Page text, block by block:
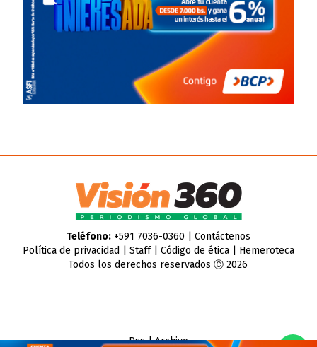
Teléfono:+591 7036-0360 | Contáctenos
Política de privacidad
Staff| Código de ética| Hemeroteca
Todos los derechos reservados Ⓒ 2026
Rss|Archivo